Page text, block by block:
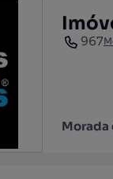
967
Morada